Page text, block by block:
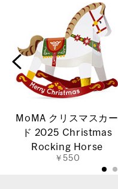
MoMA クリスマスカー
ド 2025 Christmas
Rocking Horse
￥550